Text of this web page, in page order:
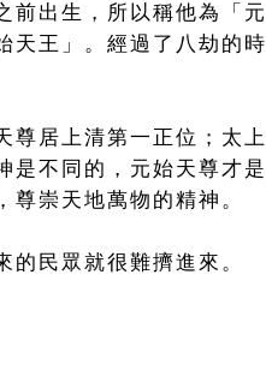
前出生，所以稱他為「元
天王」。經過了八劫的時
尊居上清第一正位；太上
是不同的，元始天尊才是
崇天地萬物的精神。
民眾就很難擠進來。